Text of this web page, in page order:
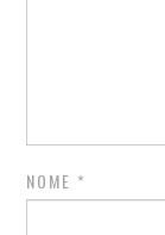
NOME *